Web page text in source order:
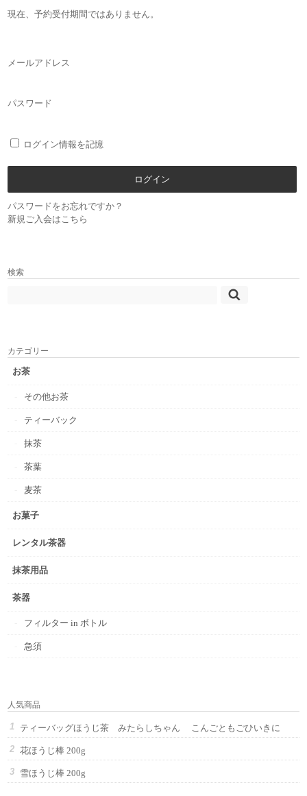
現在、予約受付期間ではありません。
メールアドレス
パスワード
ログイン情報を記憶
パスワードをお忘れですか？
新規ご入会はこちら
検索
カテゴリー
お茶
その他お茶
ティーバック
抹茶
茶葉
麦茶
お菓子
レンタル茶器
抹茶用品
茶器
フィルター in ボトル
急須
人気商品
ティーバッグほうじ茶 みたらしちゃん こんごともごひいきに
花ほうじ棒 200g
雪ほうじ棒 200g